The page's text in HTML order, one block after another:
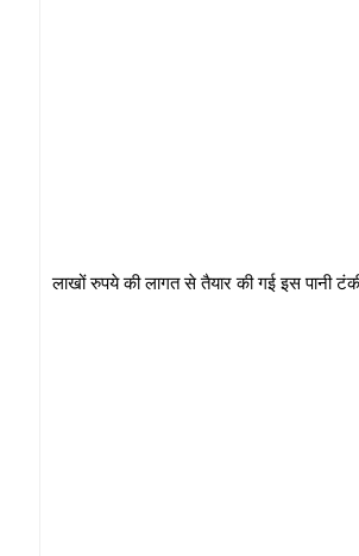
लाखों रुपये की लागत से तैयार की गई इस पानी